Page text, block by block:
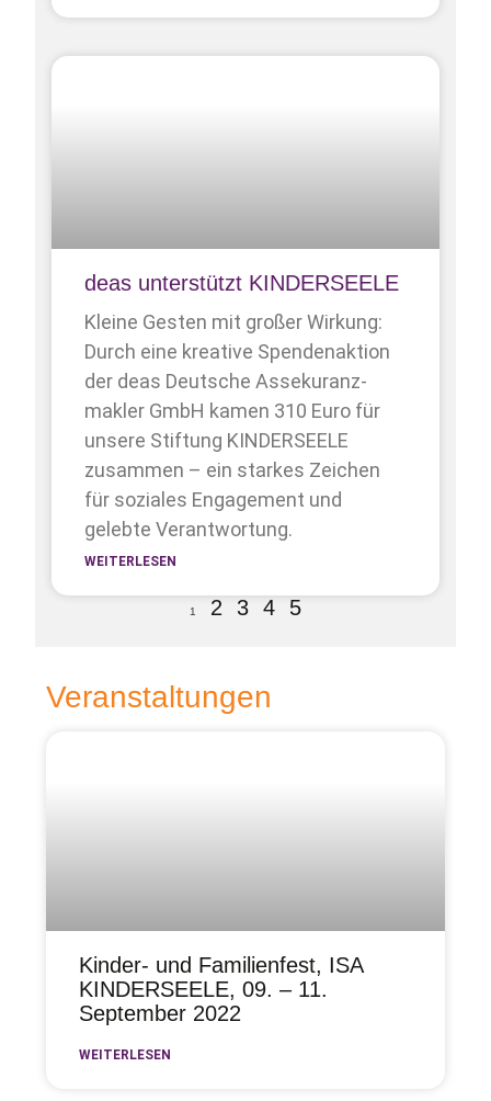
deas unterstützt KINDERSEELE
Kleine Gesten mit großer Wirkung:
Durch eine kreative Spendenaktion
der deas Deutsche Assekuranz­
makler GmbH kamen 310 Euro für
unsere Stiftung KINDERSEELE
zusammen – ein starkes Zeichen
für soziales Engagement und
gelebte Verantwortung.
WEITERLESEN
1 2 3 4 5
Veranstaltungen
Kinder- und Familienfest, ISA
KINDERSEELE, 09. – 11.
September 2022
WEITERLESEN